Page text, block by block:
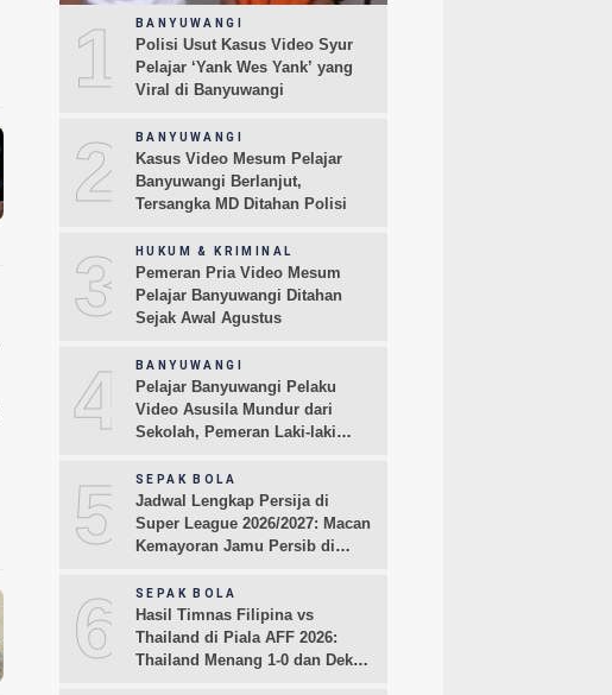
1 BANYUWANGI
Polisi Usut Kasus Video Syur
Pelajar ‘Yank Wes Yank’ yang
Viral di Banyuwangi
2 BANYUWANGI
Kasus Video Mesum Pelajar
Banyuwangi Berlanjut,
Tersangka MD Ditahan Polisi
3 HUKUM & KRIMINAL
Pemeran Pria Video Mesum
Pelajar Banyuwangi Ditahan
Sejak Awal Agustus
4 BANYUWANGI
Pelajar Banyuwangi Pelaku
Video Asusila Mundur dari
Sekolah, Pemeran Laki-laki
5 SEPAK BOLA
Jadwal Lengkap Persija di
Super League 2026/2027: Macan
Kemayoran Jamu Persib di
6 SEPAK BOLA
Hasil Timnas Filipina vs
Thailand di Piala AFF 2026:
Thailand Menang 1-0 dan Dekati